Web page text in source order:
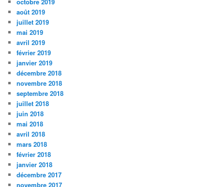
octobre 2019
août 2019
juillet 2019
mai 2019
avril 2019
février 2019
janvier 2019
décembre 2018
novembre 2018
septembre 2018
juillet 2018
juin 2018
mai 2018
avril 2018
mars 2018
février 2018
janvier 2018
décembre 2017
novembre 2017